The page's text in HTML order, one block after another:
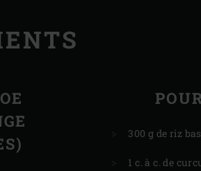
300 g de riz
1 c. à c. de